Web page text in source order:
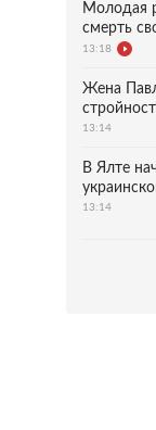
Молодая
смерть
13:18
Жена
13:14
В Ялте
13:14